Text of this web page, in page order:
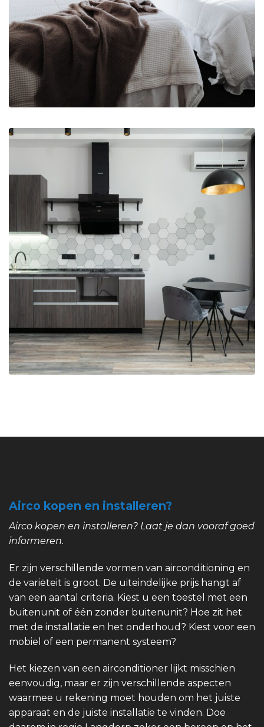
Airco kopen en installeren?
Airco kopen en installeren? Laat je dan vooraf goed
informeren.
Er zijn verschillende vormen van airconditioning en
de variëteit is groot. De uiteindelijke prijs hangt af
van een aantal criteria. Kiest u een toestel met een
buitenunit of één zonder buitenunit? Hoe zit het
met de installatie en het onderhoud? Kiest voor een
mobiel of een permanent systeem?
Het kiezen van een airconditioner lijkt misschien
eenvoudig, maar er zijn verschillende aspecten
waarmee u rekening moet houden om het juiste
apparaat en de juiste installatie te vinden. Doe